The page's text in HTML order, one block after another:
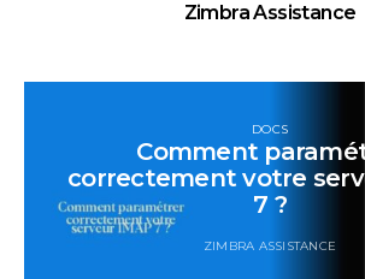
Zimbra Assistance
DOCS
Comment
correctement votre
7 ?
ZIMBRA ASSISTANCE